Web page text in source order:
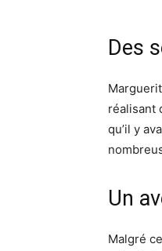
Des
réalisant
qu’il y
Un
Malgré